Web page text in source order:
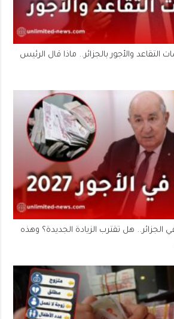
والأجور بالجزائر.. ماذا قال الرئيس
في الأجور 2027 في الجزائر.. هل تقترب الزيادة الجديدة؟ وهذه